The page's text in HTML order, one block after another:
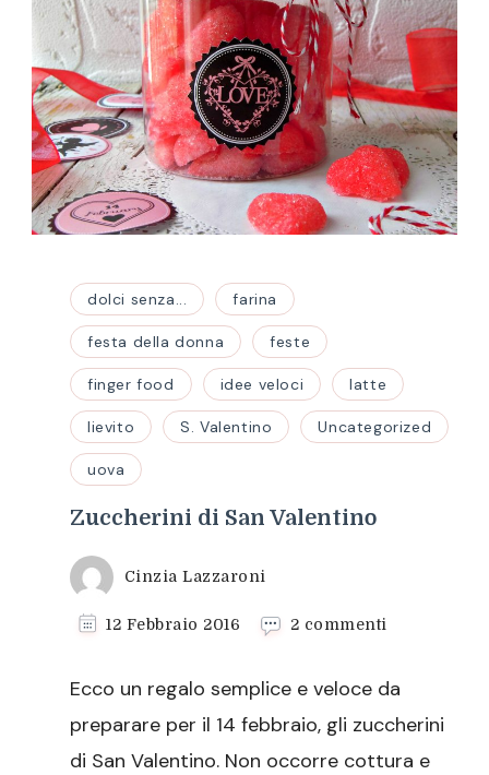
dolci senza... farina
festa della donna feste
finger food idee veloci latte
lievito S. Valentino Uncategorized
uova
Zuccherini di San Valentino
Cinzia Lazzaroni
12 Febbraio 2016 2 commenti
San
Valentino
Ecco un regalo semplice e veloce da
preparare per il 14 febbraio, gli zuccherini
di San Valentino. Non occorre cottura e